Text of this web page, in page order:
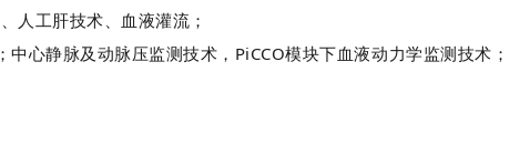
、 人工肝技术、 血液灌流 ；
；中心静脉及动脉压监测技术， PiCCO模块下血液动力学监测技术 ；